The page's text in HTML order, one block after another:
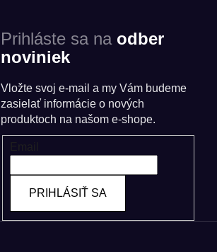
Prihláste sa na odber
noviniek
Vložte svoj e-mail a my Vám budeme
zasielať informácie o nových
produktoch na našom e-shope.
PRIHLÁSIŤ SA